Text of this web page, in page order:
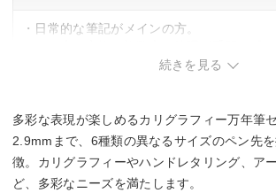
・日常的な筆記がメインの方。
続きを見る
多彩な表現が楽しめるカリグラフィー万年筆
2.9mmまで、6種類の異なるサイズのペン先
徴。カリグラフィーやハンドレタリング、ア
ど、多彩なニーズを満たします。